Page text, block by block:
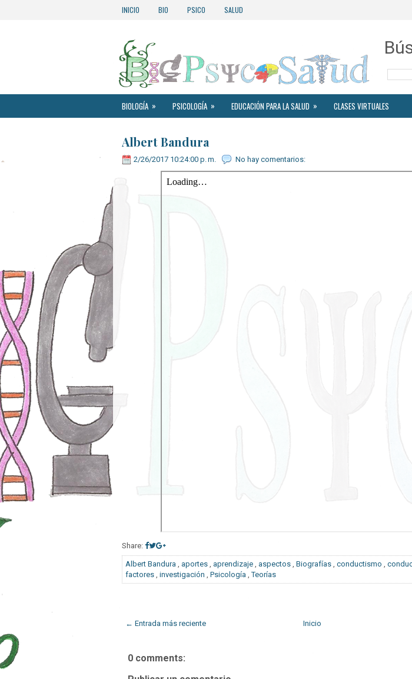
INICIO BIO PSICO SALUD
BIOLOGÍA » PSICOLOGÍA » EDUCACIÓN PARA LA SALUD » CLASES VIRTUALES
Albert Bandura
2/26/2017 10:24:00 p. m. No hay comentarios:
Share:
Albert Bandura , aportes , aprendizaje , aspectos , Biografías , conductismo ,
factores , investigación , Psicología ,Teorías
← Entrada más reciente Inicio
0 comments: